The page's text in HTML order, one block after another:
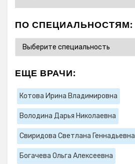
ПО СПЕЦИАЛЬНОСТЯМ:
ЕЩЕ ВРАЧИ:
Котова Ирина Владимировна
Володина Дарья Николаевна
Свиридова Светлана Геннадьевна
Богачева Ольга Алексеевна